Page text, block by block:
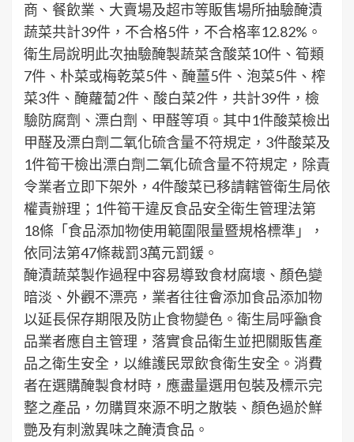
商、餐飲業、大賣場及超市等販售場所抽驗醃漬
蔬菜共計39件，不合格5件，不合格率12.82%。
衛生局說明此次抽驗醃製蔬菜含酸菜10件、筍類
7件、朴菜或梅乾菜5件、醃薑5件、泡菜5件、榨
菜3件、醃蘿蔔2件、酸白菜2件，共計39件，檢
驗防腐劑、漂白劑、甲醛等項。其中1件酸菜檢出
甲醛及漂白劑二氧化硫含量不符規定，3件酸菜及
1件筍干檢出漂白劑二氧化硫含量不符規定，除責
令業者立即下架外，4件酸菜已移請轄管衛生局依
權責辦理；1件筍干違反食品安全衛生管理法第
18條「食品添加物使用範圍限量暨規格標準」，
依同法第47條裁罰3萬元罰鍰。
醃漬蔬菜製作過程中容易導致食材腐壞、顏色變
暗淡、外觀不漂亮，業者往往會添加食品添加物
以延長保存期限及防止食物變色。衛生局呼籲食
品業者應自主管理，落實食品衛生並把關販售產
品之衛生安全，以維護民眾飲食衛生安全。消費
者在選購醃製食材時，應盡量選用包裝及標示完
整之產品，勿購買來源不明之散裝、顏色過於鮮
艷及有刺激異味之醃漬食品。